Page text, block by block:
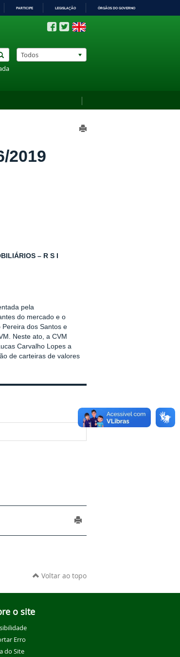
PARTICIPE LEGISLAÇÃO ÓRGÃOS DO GOVERNO
Todos
2019
– R S I
pela
do mercado e o
dos Santos e
Neste ato, a CVM
Carvalho Lopes a
de carteiras de valores
Voltar ao topo
o site
Erro
do Site